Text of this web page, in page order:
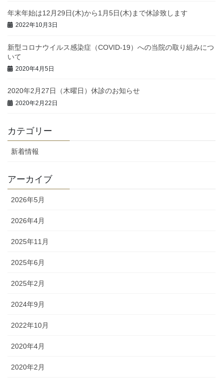
年末年始は12月29日(木)から1月5日(木)まで休診致します
2022年10月3日
新型コロナウイルス感染症（COVID-19）への当院の取り組みにつ
いて
2020年4月5日
2020年2月27日（木曜日）休診のお知らせ
2020年2月22日
カテゴリー
新着情報
アーカイブ
2026年5月
2026年4月
2025年11月
2025年6月
2025年2月
2024年9月
2022年10月
2020年4月
2020年2月